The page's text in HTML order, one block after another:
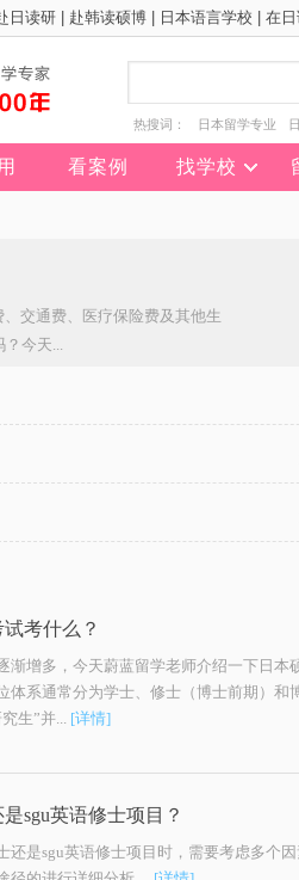
日读研 赴韩读硕博 日本语言学校 在
热搜词： 日本留学专业
看案例 找学校
交通费、医疗保险费及其他生
今天...
考什么？
渐增多，今天蔚蓝留学老师介绍一下日本
体系通常分为学士、修士（博士前期）和
生”并... [详情]
sgu英语修士项目？
还是sgu英语修士项目时，需要考虑多个